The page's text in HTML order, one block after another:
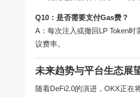
Q10：是否需要支付Gas费？
A：每次注入或撤回LP Token
议费率。
未来趋势与平台生态展
随着DeFi2.0的演进，OKX正在